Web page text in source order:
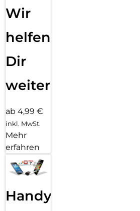
Wir
helfen
Dir
weiter
ab 4,99 €
inkl. MwSt.
Mehr
erfahren
Handy